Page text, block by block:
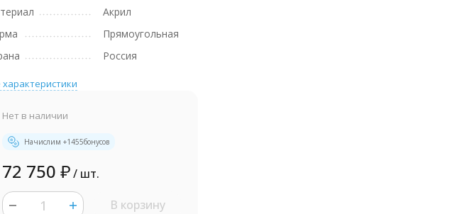
Акрил
Прямоугольная
Россия
характеристики
Нет в наличии
Начислим +1455бонусов
72 750 ₽/ шт.
В корзину